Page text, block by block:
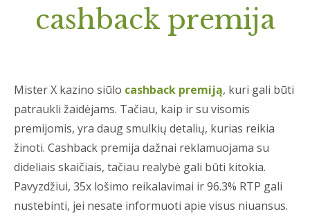
cashback premija
Mister X kazino siūlo cashback premiją, kuri gali būti
patraukli žaidėjams. Tačiau, kaip ir su visomis
premijomis, yra daug smulkių detalių, kurias reikia
žinoti. Cashback premija dažnai reklamuojama su
dideliais skaičiais, tačiau realybė gali būti kitokia.
Pavyzdžiui, 35x lošimo reikalavimai ir 96.3% RTP gali
nustebinti, jei nesate informuoti apie visus niuansus.